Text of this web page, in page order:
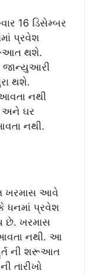
16 ડિસેમ્બર
પ્રવેશ
થશે.
જાન્યુઆરી
થશે.
નથી
અને ઘર
નથી.
ખરમાસ આવે
ધનમાં પ્રવેશ
છે. ખરમાસ
આવતા નથી. આ
ની શરૂઆત
તારીખો